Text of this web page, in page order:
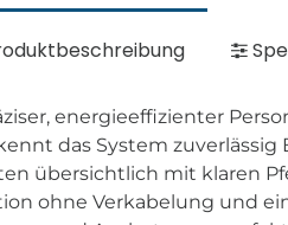
energieeffizienter
das System
übersichtlich mit klaren
ohne Verkabelung und